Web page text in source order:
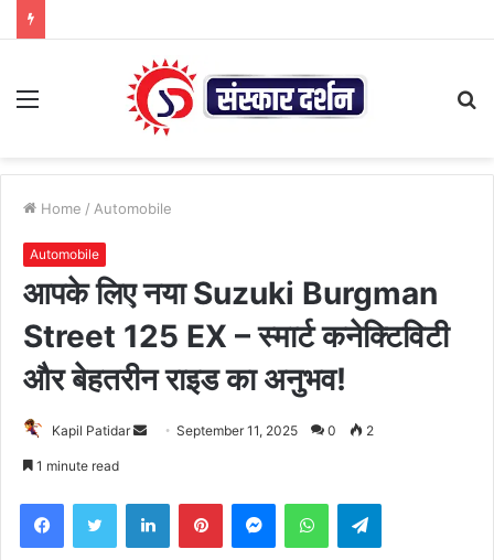
Menu
Home / Automobile
Automobile
आपके लिए नया Suzuki Burgman
Street 125 EX – स्मार्ट कनेक्टिविटी
और बेहतरीन राइड का अनुभव!
Kapil Patidar
Send September 11, 2025 0 2
1 minute read
FacebookTwitter LinkedInPinterestMessengerWhatsAppTelegram